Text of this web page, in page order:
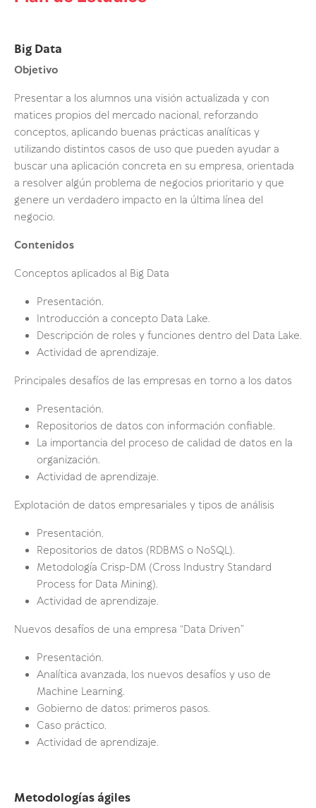
Big Data
Objetivo
Presentar a los alumnos una visión actualizada y con
matices propios del mercado nacional, reforzando
conceptos, aplicando buenas prácticas analíticas y
utilizando distintos casos de uso que pueden ayudar a
buscar una aplicación concreta en su empresa, orientada
a resolver algún problema de negocios prioritario y que
genere un verdadero impacto en la última línea del
negocio.
Contenidos
Conceptos aplicados al Big Data
Presentación.
Introducción a concepto Data Lake.
Descripción de roles y funciones dentro del Data Lake.
Actividad de aprendizaje.
Principales desafíos de las empresas en torno a los datos
Presentación.
Repositorios de datos con información confiable.
La importancia del proceso de calidad de datos en la
organización.
Actividad de aprendizaje.
Explotación de datos empresariales y tipos de análisis
Presentación.
Repositorios de datos (RDBMS o NoSQL).
Metodología Crisp-DM (Cross Industry Standard
Process for Data Mining).
Actividad de aprendizaje.
Nuevos desafíos de una empresa “Data Driven”
Presentación.
Analítica avanzada, los nuevos desafíos y uso de
Machine Learning.
Gobierno de datos: primeros pasos.
Caso práctico.
Actividad de aprendizaje.
Metodologías ágiles